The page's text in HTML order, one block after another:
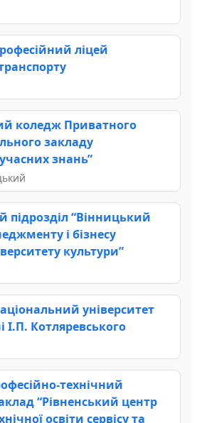
ліцей
коледж Приватного
закладу
знань”
підрозділ “Вінницький
і бізнесу
культури”
університет
І.П. Котляревського
технічний
“Рівненський центр
освіти сервісу та